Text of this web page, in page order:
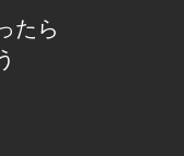
たら